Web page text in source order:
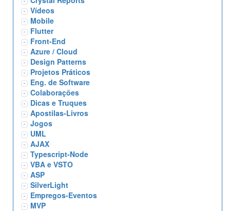
Vídeos
Mobile
Flutter
Front-End
Azure / Cloud
Design Patterns
Projetos Práticos
Eng. de Software
Colaborações
Dicas e Truques
Apostilas-Livros
Jogos
UML
AJAX
Typescript-Node
VBA e VSTO
ASP
SilverLight
Empregos-Eventos
MVP